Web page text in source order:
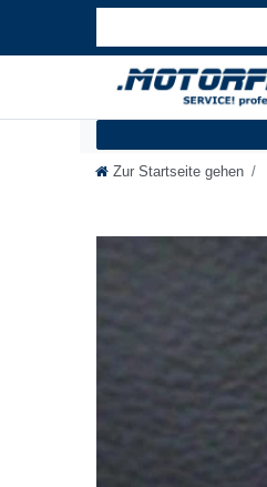
Zur Startseite gehen